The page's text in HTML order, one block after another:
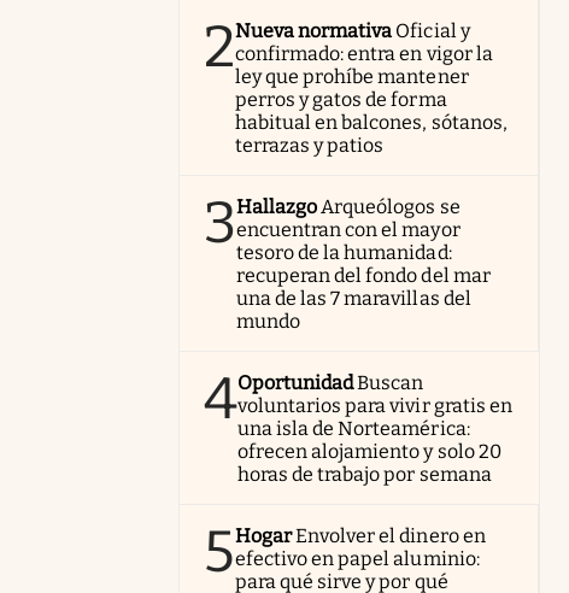
2Nueva normativa Oficial y
confirmado: entra en vigor la
ley que prohíbe mantener
perros y gatos de forma
habitual en balcones, sótanos,
terrazas y patios
3HallazgoArqueólogos se
encuentran con el mayor
tesoro de la humanidad:
recuperan del fondo del mar
una de las 7 maravillas del
mundo
4OportunidadBuscan
voluntarios para vivir gratis en
una isla de Norteamérica:
ofrecen alojamiento y solo 20
horas de trabajo por semana
5HogarEnvolver el dinero en
efectivo en papel aluminio:
para qué sirve y por qué